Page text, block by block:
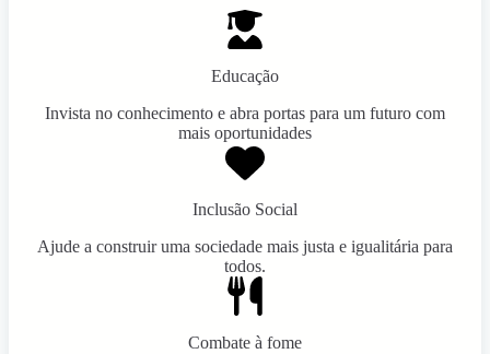
Educação
Invista no conhecimento e abra portas para um futuro com
mais oportunidades
Inclusão Social
Ajude a construir uma sociedade mais justa e igualitária para
todos.
Combate à fome